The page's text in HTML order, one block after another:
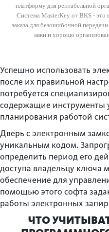
платформу для рентабельной
Сис­тема MasterKey от BKS - это
заказа для безош­ибочной
авки и хорошо
Успешно использовать
после их правильной
потребуется
содержащие инструменты
планирования работой
Дверь с электронным
уникальным кодом.
определить период его
доступа владельцу ключа
обеспечение для
помощью этого софта
работы электронных
ЧТО